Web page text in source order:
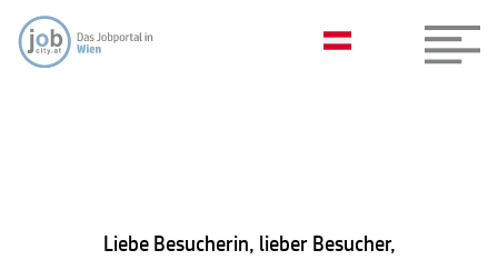
Liebe Besucherin, lieber Besucher,